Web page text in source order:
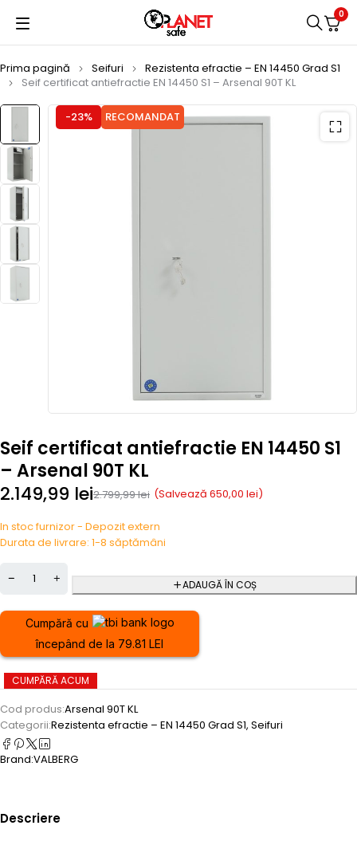
0
Prima pagină Seifuri
Rezistenta efractie – EN 14450 Grad S1
Seif certificat antiefractie EN 14450 S1 – Arsenal 90T KL
-23% RECOMANDAT
Seif certificat antiefractie EN 14450 S1
– Arsenal 90T KL
2.799,99lei
2.149,99 lei (Salvează 650,00 lei)
In stoc furnizor - Depozit extern
Durata de livrare: 1-8 săptămâni
ADAUGĂ ÎN COȘ
Cumpără cu
începând de la 79.81 LEI
CUMPĂRĂ ACUM
Cod produs:Arsenal 90T KL
Categorii:Rezistenta efractie – EN 14450 Grad S1, Seifuri
Brand:VALBERG
Descriere